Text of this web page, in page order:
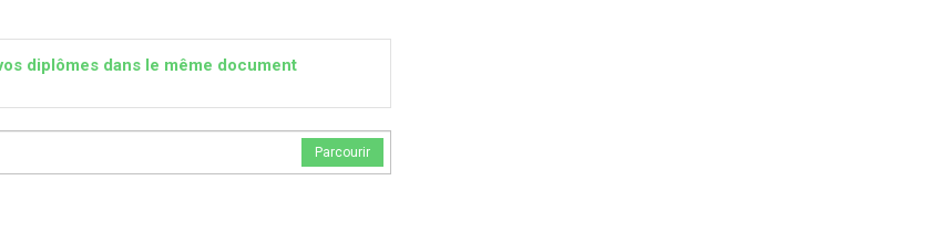
diplômes dans le même document
Parcourir